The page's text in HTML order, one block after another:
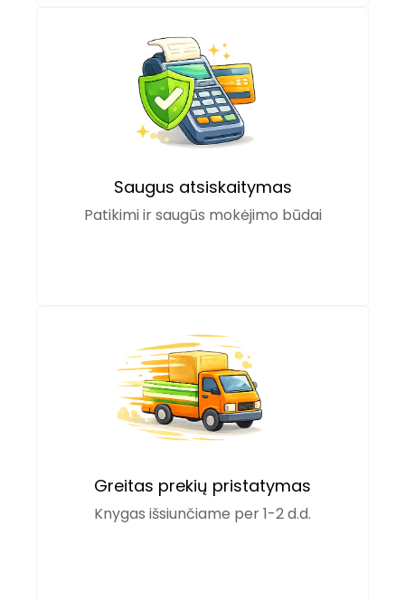
Saugus atsiskaitymas
Patikimi ir saugūs mokėjimo būdai
Greitas prekių pristatymas
Knygas išsiunčiame per 1-2 d.d.